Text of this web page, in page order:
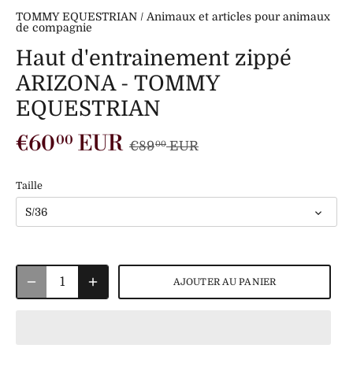
TOMMY EQUESTRIAN / Animaux et articles pour animaux
de compagnie
Haut d'entrainement zippé
ARIZONA - TOMMY
EQUESTRIAN
€6000 EUR €8900EUR
Taille
S/36
AJOUTER AU PANIER